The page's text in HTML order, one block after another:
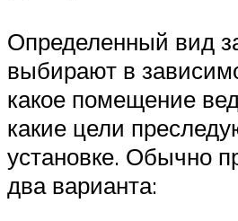
Определенный вид
выбирают в
какое помещение
какие цели
установке. Обычно
два варианта: